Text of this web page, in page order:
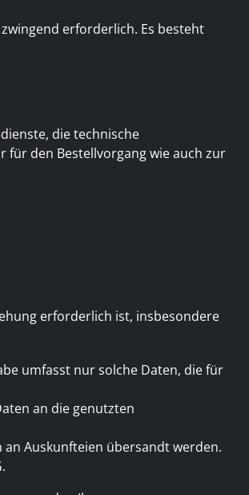
erforderlich. Es besteht
die technische
für den Bestellvorgang wie auch zur
erforderlich ist, insbesondere
umfasst nur solche Daten, die für
an die genutzten
Auskunfteien übersandt werden.